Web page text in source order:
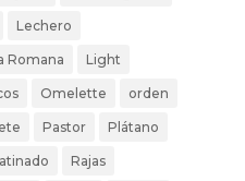
Lechero
Romana Light
Omelette orden
Pastor Plátano
Rajas